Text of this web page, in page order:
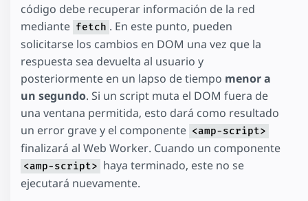
código debe recuperar información de la red
mediante fetch . En este punto, pueden
solicitarse los cambios en DOM una vez que la
respuesta sea devuelta al usuario y
posteriormente en un lapso de tiempo menor a
un segundo. Si un script muta el DOM fuera de
una ventana permitida, esto dará como resultado
un error grave y el componente <amp-script>
finalizará al Web Worker. Cuando un componente
<amp-script> haya terminado, este no se
ejecutará nuevamente.